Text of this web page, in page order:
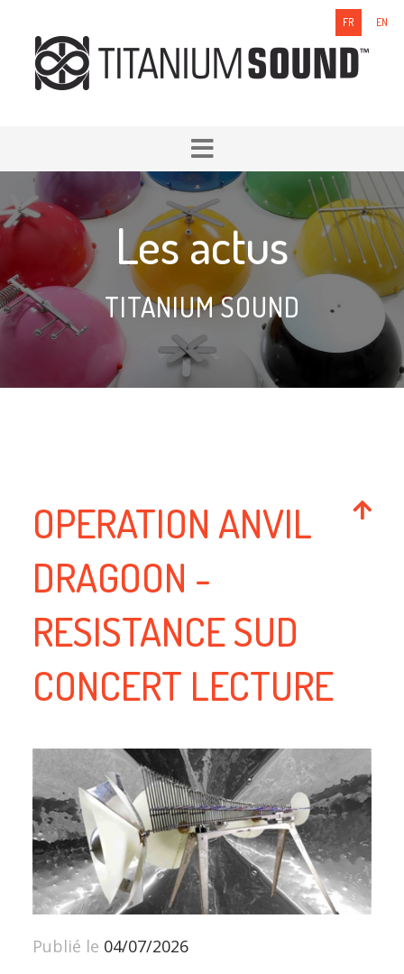
FR EN
Les actus
TITANIUM SOUND
OPERATION ANVIL
DRAGOON -
RESISTANCE SUD
CONCERT LECTURE
Publié le 04/07/2026